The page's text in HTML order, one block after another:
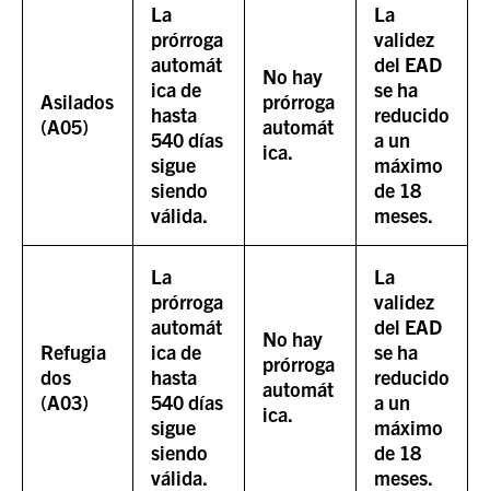
Asilados
(A05)
La
prórroga
automát
ica de
hasta
540 días
sigue
siendo
válida.
No hay
prórroga
automát
ica.
La
validez
del EAD
se ha
reducido
a un
máximo
de 18
meses.
Refugia
dos
(A03)
La
prórroga
automát
ica de
hasta
540 días
sigue
siendo
válida.
No hay
prórroga
automát
ica.
La
validez
del EAD
se ha
reducido
a un
máximo
de 18
meses.